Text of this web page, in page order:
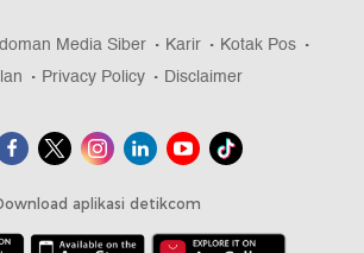
Media Siber Karir
Kotak Pos
Privacy Policy Disclaimer
aplikasi detikcom